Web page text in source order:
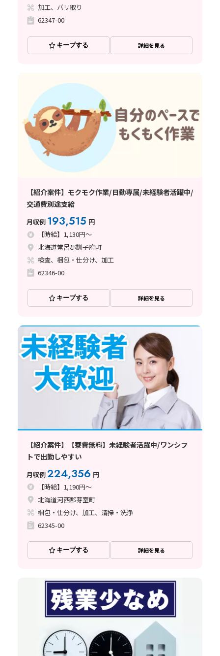
加工、バリ取り
62347-00
キープする 詳細を見る
【紹介案件】モクモク作業/日勤専属/未経験者活躍中/
交通費別途支給
月収例 193,515 円
【時給】1,130円～
北海道常呂郡訓子府町
検査、梱包・仕分け、加工
62346-00
キープする 詳細を見る
【紹介案件】【寮費無料】未経験者活躍中/ワンシフ
トで出勤しやすい
月収例224,356 円
【時給】1,190円～
北海道河西郡芽室町
梱包・仕分け、加工、清掃・洗浄
62345-00
キープする 詳細を見る